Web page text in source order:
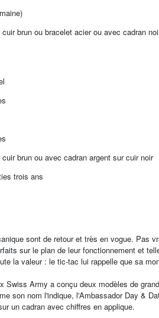
brun ou bracelet acier ou avec cadran
brun ou avec cadran argent sur cuir noir
trois ans
sont de retour et très en vogue. Pas
sur le plan de leur fonctionnement et
la valeur : le tic-tac lui rappelle que sa
Swiss Army a conçu deux modèles de
son nom l'indique, l'Ambassador Day &
un cadran avec chiffres en applique.